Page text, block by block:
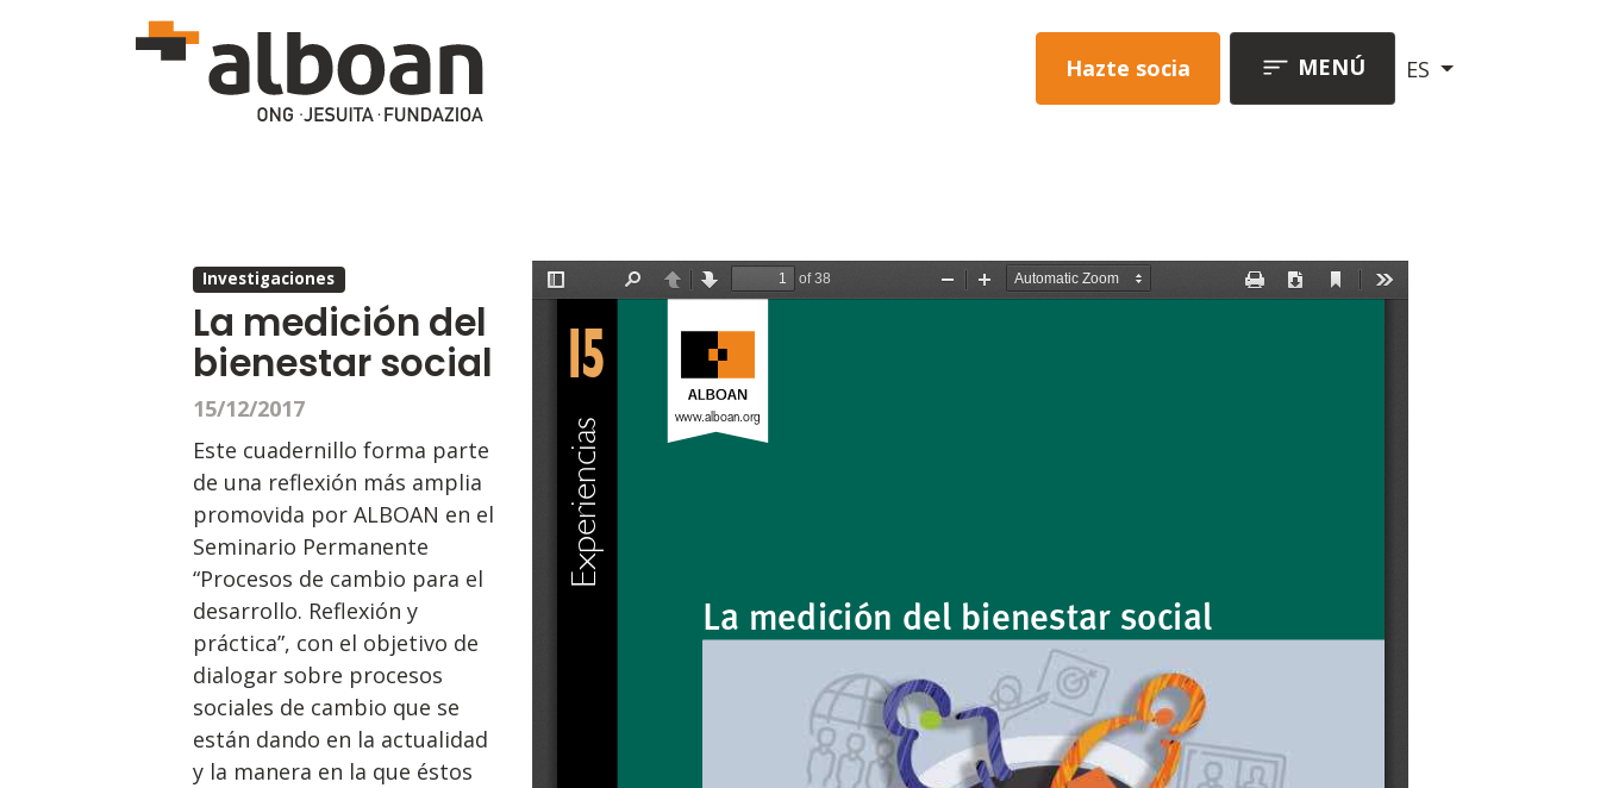
Pasar al contenido principal
Hazte socia
ES
MENÚ
Investigaciones
La medición del
bienestar social
15/12/2017
Este cuadernillo forma parte
de una reflexión más amplia
promovida por ALBOAN en el
Seminario Permanente
“Procesos de cambio para el
desarrollo. Reflexión y
práctica”, con el objetivo de
dialogar sobre procesos
sociales de cambio que se
están dando en la actualidad
y la manera en la que éstos